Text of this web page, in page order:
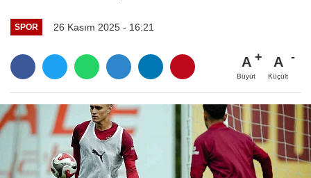
SPOR 26 Kasım 2025 - 16:21
A
Büyüt
A
Küçült